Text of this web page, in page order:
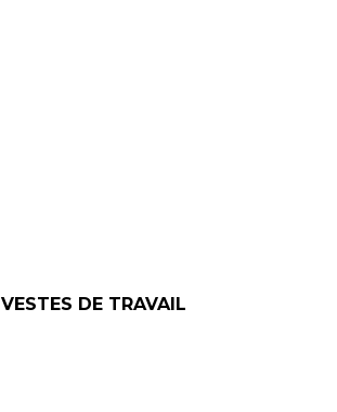
VESTES DE TRAVAIL